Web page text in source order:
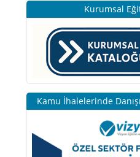
Kurumsal
Kamu İhalelerinde